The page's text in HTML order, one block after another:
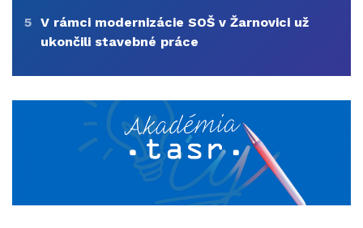
5 V rámci modernizácie SOŠ v Žarnovici už
ukončili stavebné práce